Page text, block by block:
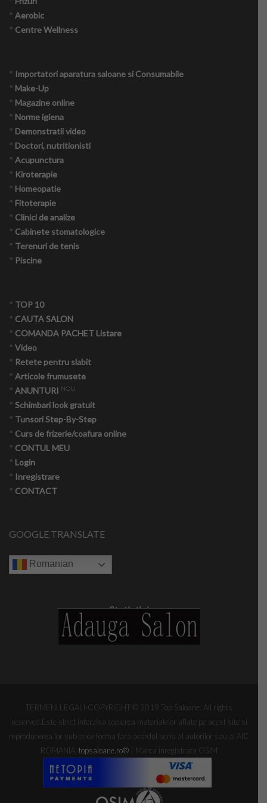
Nutritie
Onco – nutritie
Tabere detox
Psihologie crestin ortodoxa
Medicina alternativa
* Aerobic
* Centre Wellness
* Importatori aparatura saloane si Consumabile
* Make-Up
* Magazine online
* Norme igiena
* Demonstratii video
* Doctori, nutritionisti
* Acupunctura
* Kiroterapie
* Homeopatie
* Fitoterapie
* Clinici de analize
* Cabinete stomatologice
* Terenuri de tenis
* Piscine
* TOP 10
* CAUTA SALON
* COMANDA PACHET Listare
* Video
* Retete pentru slabit
* Articole frumusete
* ANUNTURI NOU
* Schimbari look gratuit
* Tunsori Step-By-Step
* Curs de frizerie/coafura online
* CONTUL MEU
* Login
* Inregistrare
* CONTACT
GOOGLE TRANSLATE
Romanian
Statistici
TERMENI LEGALI-COPYRIGHT © 2019 Top Saloane. All rights
reserved.Este strict interzisa copierea materialelor aflate pe acest site si
reproducerea lor sub orice forma fara acordul scris al autorilor sau al AIC
ROMANIA. topsaloane.ro® | Marca inregistrata OSIM